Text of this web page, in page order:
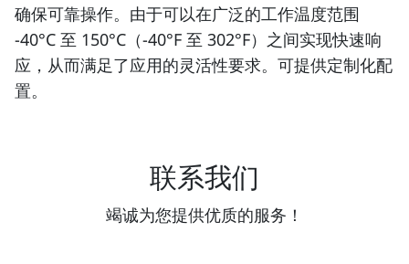
确保可靠操作。由于可以在广泛的工作温度范围
-40°C 至 150°C（-40°F 至 302°F）之间实现快速响
应，从而满足了应用的灵活性要求。可提供定制化配
置。
联系我们
竭诚为您提供优质的服务！